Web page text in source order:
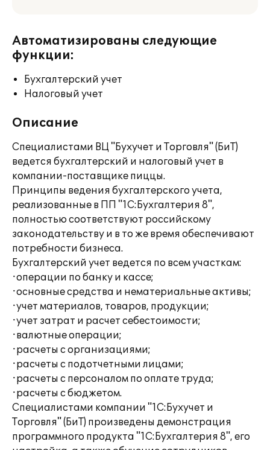
Автоматизированы следующие
функции:
Бухгалтерский учет
Налоговый учет
Описание
Специалистами ВЦ "Бухучет и Торговля" (БиТ)
ведется бухгалтерский и налоговый учет в
компании-поставщике пиццы.
Принципы ведения бухгалтерского учета,
реализованные в ПП "1С:Бухгалтерия 8",
полностью соответствуют российскому
законодательству и в то же время обеспечивают
потребности бизнеса.
Бухгалтерский учет ведется по всем участкам:
·операции по банку и кассе;
·основные средства и нематериальные активы;
·учет материалов, товаров, продукции;
·учет затрат и расчет себестоимости;
·валютные операции;
·расчеты с организациями;
·расчеты с подотчетными лицами;
·расчеты с персоналом по оплате труда;
·расчеты с бюджетом.
Специалистами компании "1С:Бухучет и
Торговля" (БиТ) произведены демонстрация
программного продукта "1С:Бухгалтерия 8", его